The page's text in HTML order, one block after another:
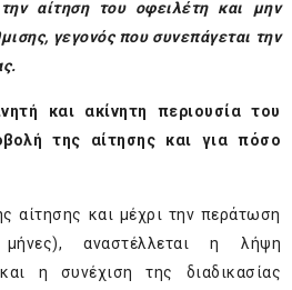
αίτηση του οφειλέτη και μην
γεγονός που συνεπάγεται την
και ακίνητη περιουσία του
της αίτησης και για πόσο
αίτησης και μέχρι την περάτωση
αναστέλλεται η λήψη
η συνέχιση της διαδικασίας